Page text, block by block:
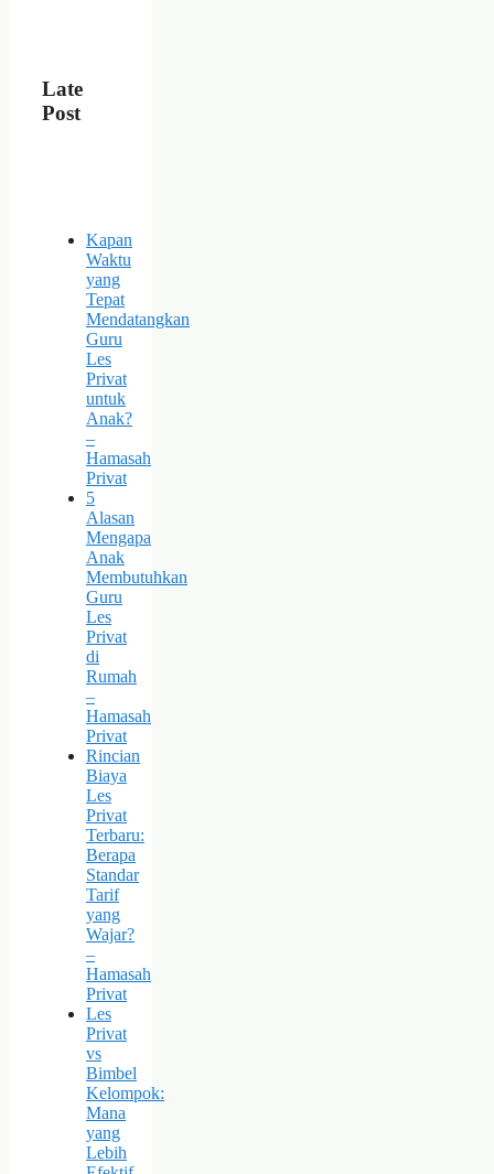
Late
Post
Kapan
Waktu
yang
Tepat
Mendatangkan
Guru
Les
Privat
untuk
Anak?
–
Hamasah
Privat
5
Alasan
Mengapa
Anak
Membutuhkan
Guru
Les
Privat
di
Rumah
–
Hamasah
Privat
Rincian
Biaya
Les
Privat
Terbaru:
Berapa
Standar
Tarif
yang
Wajar?
–
Hamasah
Privat
Les
Privat
vs
Bimbel
Kelompok:
Mana
yang
Lebih